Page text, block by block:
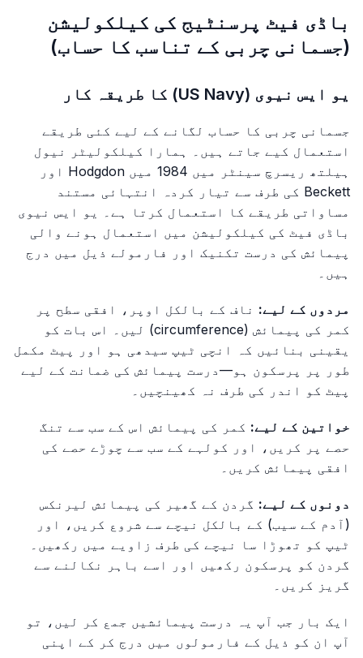
باڈی فیٹ پرسنٹیج کی کیلکولیشن
(جسمانی چربی کے تناسب کا حساب)
یو ایس نیوی (US Navy) کا طریقہ کار
جسمانی چربی کا حساب لگانے کے لیے کئی طریقے
استعمال کیے جاتے ہیں۔ ہمارا کیلکولیٹر نیول
ہیلتھ ریسرچ سینٹر میں 1984 میں Hodgdon اور
Beckett کی طرف سے تیار کردہ انتہائی مستند
مساواتی طریقے کا استعمال کرتا ہے۔ یو ایس نیوی
باڈی فیٹ کی کیلکولیشن میں استعمال ہونے والی
پیمائش کی درست تکنیک اور فارمولے ذیل میں درج
ہیں۔
مردوں کے لیے: ناف کے بالکل اوپر، افقی سطح پر
کمر کی پیمائش (circumference) لیں۔ اس بات کو
یقینی بنائیں کہ انچی ٹیپ سیدھی ہو اور پیٹ مکمل
طور پر پرسکون ہو—درست پیمائش کی ضمانت کے لیے
پیٹ کو اندر کی طرف نہ کھینچیں۔
خواتین کے لیے: کمر کی پیمائش اس کے سب سے تنگ
حصے پر کریں، اور کولہے کے سب سے چوڑے حصے کی
افقی پیمائش کریں۔
دونوں کے لیے: گردن کے گھیر کی پیمائش لیرنکس
(آدم کے سیب) کے بالکل نیچے سے شروع کریں، اور
ٹیپ کو تھوڑا سا نیچے کی طرف زاویے میں رکھیں۔
گردن کو پرسکون رکھیں اور اسے باہر نکالنے سے
گریز کریں۔
ایک بار جب آپ یہ درست پیمائشیں جمع کر لیں، تو
آپ ان کو ذیل کے فارمولوں میں درج کر کے اپنی